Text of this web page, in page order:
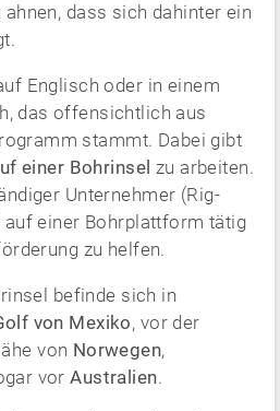
dass sich dahinter ein
Englisch oder in einem
das offensichtlich aus
stammt. Dabei gibt
einer Bohrinsel zu arbeiten.
Unternehmer (Rig-
auf einer Bohrplattform tätig
zu helfen.
befinde sich in
von Mexiko, vor der
von Norwegen,
vorAustralien.